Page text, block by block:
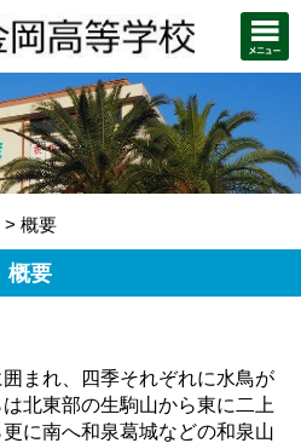
概要
概要
まれ、四季それぞれに水鳥が
北東部の生駒山から東に二上
に南へ和泉葛城などの和泉山